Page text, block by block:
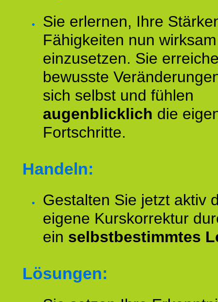
Sie erlernen, Ihre
Fähigkeiten nun wirksam
einzusetzen. Sie
bewusste
sich selbst und fühlen
augenblicklich die
Fortschritte.
Handeln:
Gestalten Sie jetzt aktiv
eigene Kurskorrektur
ein selbstbestimmtes
Lösungen: